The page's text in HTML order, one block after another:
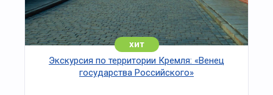
хит
Экскурсия по территории Кремля: «Венец
государства Российского»